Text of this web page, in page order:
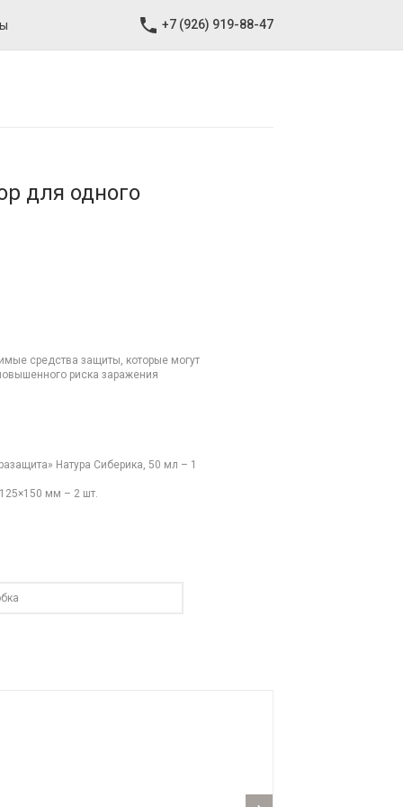
+7 (926) 919-88-47
для одного
средства защиты, которые могут
риска заражения
Натура Сиберика, 50 мл – 1
мм – 2 шт.